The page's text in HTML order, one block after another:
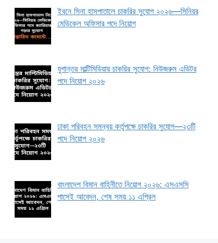
ইবনে সিনা হাসপাতালে চাকরির সুযোগ ২০২৬—সিনিয়র
মেডিকেল অফিসার পদে নিয়োগ
যুগান্তর মাল্টিমিডিয়ায় চাকরির সুযোগ: নিউজরুম এডিটর
পদে নিয়োগ ২০২৬
ঢাকা পরিবহন সমন্বয় কর্তৃপক্ষে চাকরির সুযোগ—২৩টি
পদে নিয়োগ ২০২৬
বাংলাদেশ বিমান বাহিনীতে নিয়োগ ২০২৬: এসএসসি
পাসেই আবেদন, শেষ সময় ১১ এপ্রিল